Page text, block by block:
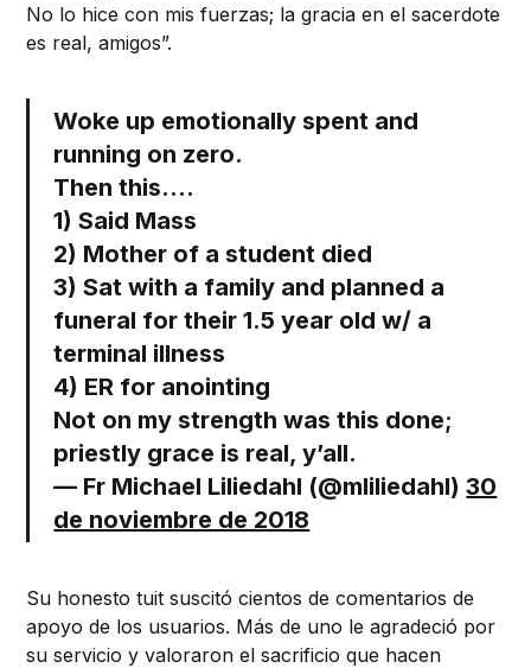
No lo hice con mis fuerzas; la gracia en el sacerdote
es real, amigos”.
Woke up emotionally spent and
running on zero.
Then this….
1) Said Mass
2) Mother of a student died
3) Sat with a family and planned a
funeral for their 1.5 year old w/ a
terminal illness
4) ER for anointing
Not on my strength was this done;
priestly grace is real, y’all.
— Fr Michael Liliedahl (@mliliedahl)30
de noviembre de 2018
Su honesto tuit suscitó cientos de comentarios de
apoyo de los usuarios. Más de uno le agradeció por
su servicio y valoraron el sacrificio que hacen